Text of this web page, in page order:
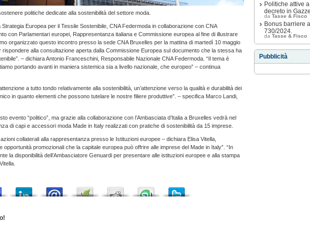
politiche dedicate alla sostenibilità del settore moda.
Europea per il Tessile Sostenibile, CNA Federmoda in collaborazione con CNA
con Parlamentari europei, Rappresentanza italiana e Commissione europea al fine di illustrare
organizzato questo incontro presso la sede CNA Bruxelles per la mattina di martedì 10 maggio
alla consultazione aperta dalla Commissione Europea sul documento che la stessa ha
– dichiara Antonio Franceschini, Responsabile Nazionale CNA Federmoda. “Il tema è
portando avanti in maniera sistemica sia a livello nazionale, che europeo” – continua
a tutto tondo relativamente alla sostenibilità, un’attenzione verso la qualità e durabilità dei
in quanto elementi che possono tutelare le nostre filiere produttive”. – specifica Marco Landi,
evento “politico”, ma grazie alla collaborazione con l’Ambasciata d’Italia a Bruxelles vedrà nel
di capi e accessori moda Made in Italy realizzati con pratiche di sostenibilità da 15 imprese.
collaterali alla rappresentanza presso le Istituzioni europee – dichiara Elisa Vitella,
opportunità promozionali che la capitale europea può offrire alle imprese del Made in Italy”. “In
la disponibilità dell’Ambasciatore Genuardi per presentare alle istituzioni europee e alla stampa
Politiche attive
decreto in
da Tasse & Fisco
Bonus barriere
730/2024.
da Tasse & Fisco
Pubblicità